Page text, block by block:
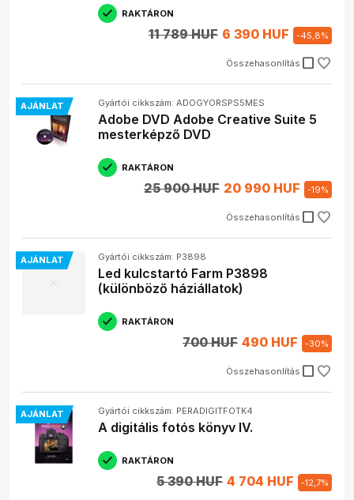
RAKTÁRON
Összehasonlítás check_box_outline_blank
11 789 HUF 6 390 HUF -45,8%
AJÁNLAT Gyártói cikkszám: ADOGYORSPS5MES
Adobe DVD Adobe Creative Suite 5
mesterképző DVD
RAKTÁRON
Összehasonlítás check_box_outline_blank
25 900 HUF 20 990 HUF -19%
AJÁNLAT Gyártói cikkszám: P3898
Led kulcstartó Farm P3898
(különböző háziállatok)
RAKTÁRON
Összehasonlítás check_box_outline_blank
700 HUF 490 HUF -30%
AJÁNLAT Gyártói cikkszám: PERADIGITFOTK4
A digitális fotós könyv IV.
RAKTÁRON
5 390 HUF 4 704 HUF -12,7%